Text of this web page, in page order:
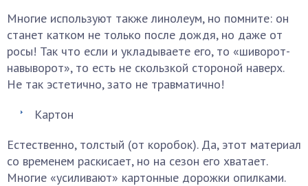
Многие используют также линолеум, но помните: он
станет катком не только после дождя, но даже от
росы! Так что если и укладываете его, то «шиворот-
навыворот», то есть не скользкой стороной наверх.
Не так эстетично, зато не травматично!
Картон
Естественно, толстый (от коробок). Да, этот материал
со временем раскисает, но на сезон его хватает.
Многие «усиливают» картонные дорожки опилками.